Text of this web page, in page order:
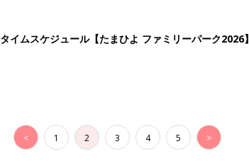
イムスケジュール【たまひよ ファミリーパーク2026】
< 1 2 3 4 5 >